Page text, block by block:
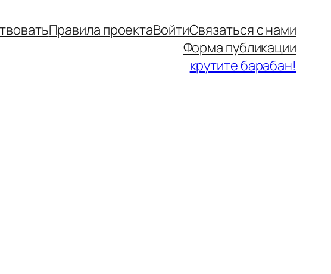
Правила проектаВойтиСвязаться с нами
Форма публикации
крутите барабан!